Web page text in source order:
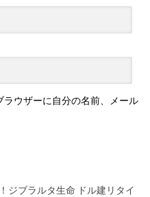
ウザーに自分の名前、メール
ジブラルタ生命 ドル建リタイ